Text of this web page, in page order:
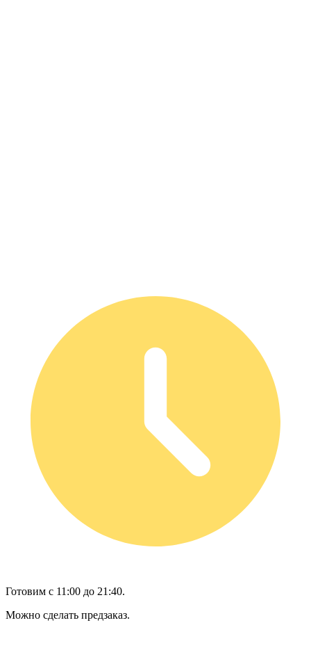
Готовим с 11:00 до 21:40.
Можно сделать предзаказ.